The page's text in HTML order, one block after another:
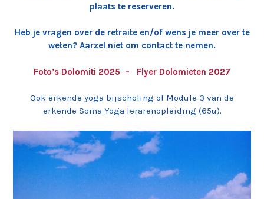
plaats te reserveren.
Heb je vragen over de retraite en/of wens je meer over te
weten? Aarzel niet om contact te nemen.
Foto’s Dolomiti 2025 – Flyer Dolomieten 2027
Ook erkende yoga bijscholing of Module 3 van de
erkende Soma Yoga lerarenopleiding (65u).